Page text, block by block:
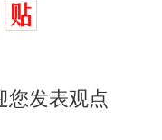
您发表观点